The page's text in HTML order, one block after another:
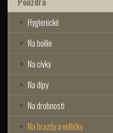
Hygienické
Na boilie
Na cívky
Na dipy
Na drobnosti
Na hrazdy a vidličky